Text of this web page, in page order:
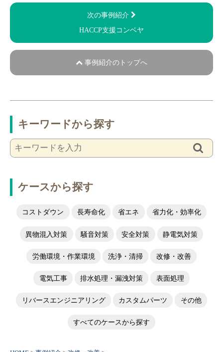
次の事例紹介
HACCP支援コンベヤ
事例紹介のトップへ
キーワードから探す
ケースから探す
コストダウン 長寿命化 省エネ 省力化・効率化
異物混入対策 騒音対策 安全対策 静電気対策
労働環境・作業環境 洗浄・清掃 改修・改善
電気工事 排水処理・漏洩対策 表面処理
リバースエンジニアリング カスタムパーツ その他
すべてのケースから探す